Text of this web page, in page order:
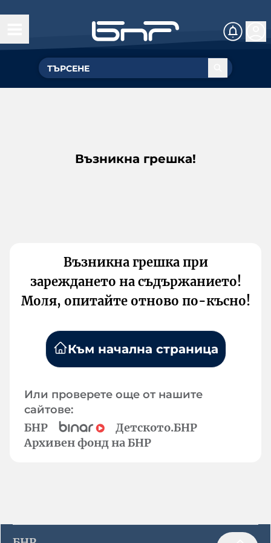
Възникна грешка!
Възникна грешка при
зареждането на съдържанието!
Моля, опитайте отново по-късно!
Към начална страница
Или проверете още от нашите
сайтове:
БНР
Детското.БНР
Архивен фонд на БНР